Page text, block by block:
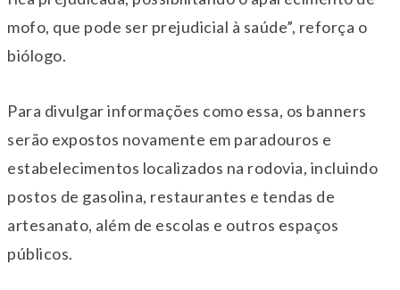
mofo, que pode ser prejudicial à saúde”, reforça o
biólogo.
Para divulgar informações como essa, os banners
serão expostos novamente em paradouros e
estabelecimentos localizados na rodovia, incluindo
postos de gasolina, restaurantes e tendas de
artesanato, além de escolas e outros espaços
públicos.